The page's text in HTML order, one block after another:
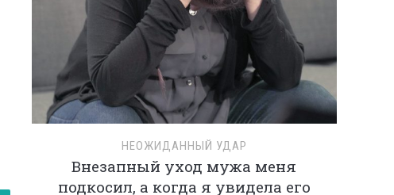
НЕОЖИДАННЫЙ УДАР
Внезапный уход мужа меня
подкосил, а когда я увидела его